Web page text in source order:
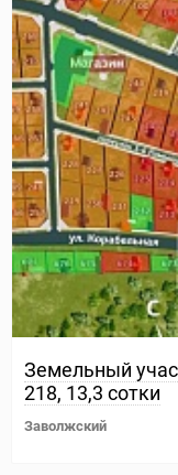
Земельный
218, 13,3 сотки
Заволжский